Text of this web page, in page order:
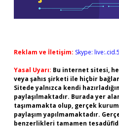
Reklam ve İletişim: Skype:
Yasal Uyarı: Bu internet sitesi,
veya şahıs şirketi ile hiçbir
Sitede yalnızca kendi
paylaşılmaktadır. Burada yer
taşımamakta olup, gerçek
paylaşım yapılmamaktadır.
benzerlikleri tamamen